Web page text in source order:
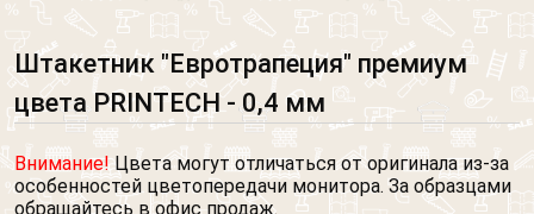
Штакетник "Евротрапеция" премиум
цвета PRINTECH - 0,4 мм
Внимание!Цвета могут отличаться от оригинала из-за
особенностей цветопередачи монитора. За образцами
обращайтесь в офис продаж.